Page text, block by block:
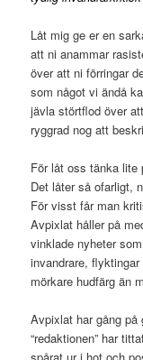
Låt mig ge er en
att ni anammar
över att ni förringar
som något vi ändå
jävla störtflod över
ryggrad nog att
För låt oss tänka lite
Det låter så ofarligt,
För visst får man
Avpixlat håller på
vinklade nyheter
invandrare,
mörkare hudfärg än
Avpixlat har gång på
“redaktionen” har